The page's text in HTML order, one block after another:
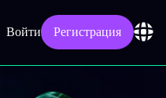
Войти Регистрация